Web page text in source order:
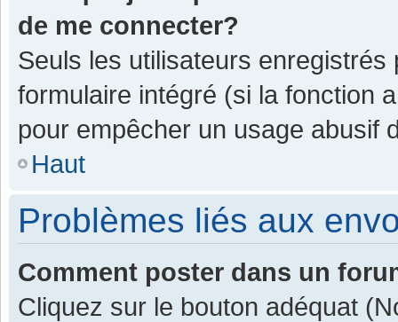
de me connecter?
Seuls les utilisateurs enregistrés
formulaire intégré (si la fonction
pour empêcher un usage abusif
Haut
Problèmes liés aux
Comment poster dans un
Cliquez sur le bouton adéquat